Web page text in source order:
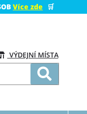
Více zde 🛒
VÝDEJNÍ MÍSTA